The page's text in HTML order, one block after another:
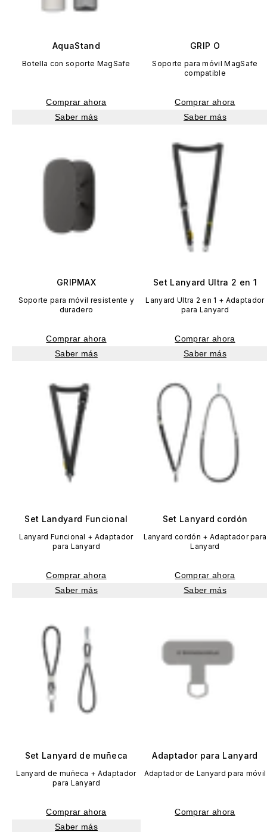
AquaStand
Botella con soporte MagSafe
Comprar ahora
Saber más
GRIP O
Soporte para móvil MagSafe
compatible
Comprar ahora
Saber más
GRIPMAX
Soporte para móvil resistente y
duradero
Comprar ahora
Saber más
Set Lanyard Ultra 2 en 1
Lanyard Ultra 2 en 1 + Adaptador
para Lanyard
Comprar ahora
Saber más
Set Landyard Funcional
Lanyard Funcional + Adaptador
para Lanyard
Comprar ahora
Saber más
Set Lanyard cordón
Lanyard cordón + Adaptador para
Lanyard
Comprar ahora
Saber más
Set Lanyard de muñeca
Lanyard de muñeca + Adaptador
para Lanyard
Comprar ahora
Saber más
Adaptador para Lanyard
Adaptador de Lanyard para móvil
Comprar ahora